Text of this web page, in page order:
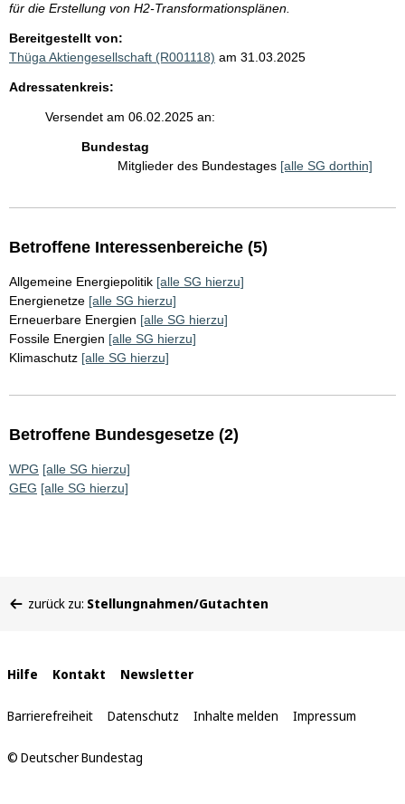
für die Erstellung von H2-Transformationsplänen.
Bereitgestellt von:
Thüga Aktiengesellschaft (R001118) am 31.03.2025
Adressatenkreis:
Versendet am 06.02.2025 an:
Bundestag
Mitglieder des Bundestages [alle SG dorthin]
Betroffene Interessenbereiche (5)
Allgemeine Energiepolitik [alle SG hierzu]
Energienetze [alle SG hierzu]
Erneuerbare Energien [alle SG hierzu]
Fossile Energien [alle SG hierzu]
Klimaschutz [alle SG hierzu]
Betroffene Bundesgesetze (2)
WPG [alle SG hierzu]
GEG [alle SG hierzu]
befinden
zurück zu: Stellungnahmen/Gutachten
Interne
Links
Hilfe Kontakt Newsletter
Barrierefreiheit Datenschutz Inhalte melden Impressum
© Deutscher Bundestag